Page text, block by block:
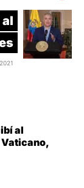
al
Vaticano,